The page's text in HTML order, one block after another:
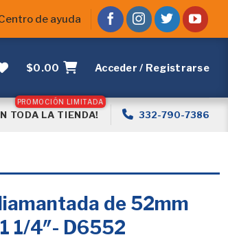
de ayuda
$0.00 Acceder / Registrarse
TODA LA TIENDA! 332-790-7386
de 52mm
1/4″- D6552